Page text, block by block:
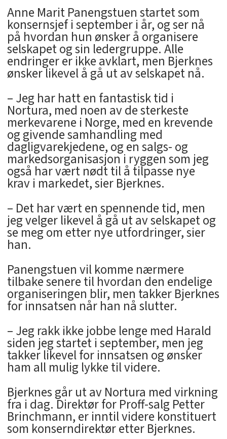
Anne Marit Panengstuen startet som
konsernsjef i september i år, og ser nå
på hvordan hun ønsker å organisere
selskapet og sin ledergruppe. Alle
endringer er ikke avklart, men Bjerknes
ønsker likevel å gå ut av selskapet nå.
– Jeg har hatt en fantastisk tid i
Nortura, med noen av de sterkeste
merkevarene i Norge, med en krevende
og givende samhandling med
dagligvarekjedene, og en salgs- og
markedsorganisasjon i ryggen som jeg
også har vært nødt til å tilpasse nye
krav i markedet, sier Bjerknes.
– Det har vært en spennende tid, men
jeg velger likevel å gå ut av selskapet og
se meg om etter nye utfordringer, sier
han.
Panengstuen vil komme nærmere
tilbake senere til hvordan den endelige
organiseringen blir, men takker Bjerknes
for innsatsen når han nå slutter.
– Jeg rakk ikke jobbe lenge med Harald
siden jeg startet i september, men jeg
takker likevel for innsatsen og ønsker
ham all mulig lykke til videre.
Bjerknes går ut av Nortura med virkning
fra i dag. Direktør for Proff-salg Petter
Brinchmann, er inntil videre konstituert
som konserndirektør etter Bjerknes.